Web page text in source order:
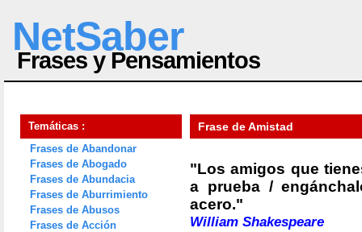
NetSaber
Frases y Pensamientos
Temáticas :
Frases de Abandonar
Frases de Abogado
Frases de Abundacia
Frases de Aburrimiento
Frases de Abusos
Frases de Acción
Frase de Amistad
"Los amigos que
a prueba /
acero."
William Shakespeare